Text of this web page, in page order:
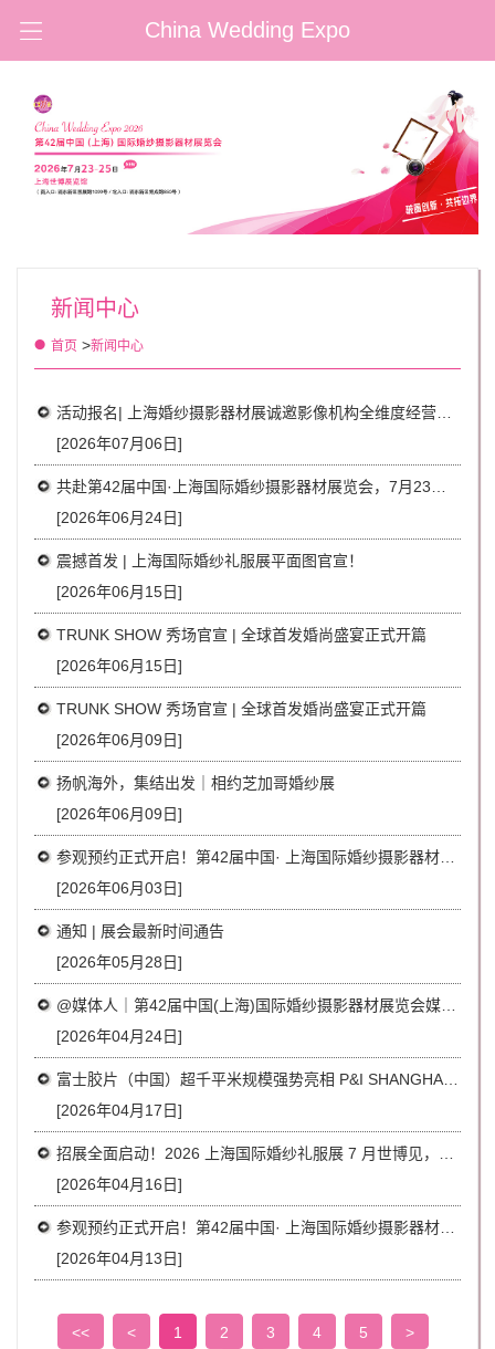
China Wedding Expo
新闻中心
首页 >新闻中心
活动报名| 上海婚纱摄影器材展诚邀影像机构全维度经营提升私享会
[2026年07月06日]
共赴第42届中国·上海国际婚纱摄影器材展览会，7月23至25日一同解锁影像新未来
[2026年06月24日]
震撼首发 | 上海国际婚纱礼服展平面图官宣！
[2026年06月15日]
TRUNK SHOW 秀场官宣 | 全球首发婚尚盛宴正式开篇
[2026年06月15日]
TRUNK SHOW 秀场官宣 | 全球首发婚尚盛宴正式开篇
[2026年06月09日]
扬帆海外，集结出发｜相约芝加哥婚纱展
[2026年06月09日]
参观预约正式开启！第42届中国· 上海国际婚纱摄影器材展览会｜免费领票，7月23日世博馆见！
[2026年06月03日]
通知 | 展会最新时间通告
[2026年05月28日]
@媒体人｜第42届中国(上海)国际婚纱摄影器材展览会媒体招募开启！专属媒体权益速领
[2026年04月24日]
富士胶片（中国）超千平米规模强势亮相 P&I SHANGHAI 2026 上海国际视觉影像产业展览会
[2026年04月17日]
招展全面启动！2026 上海国际婚纱礼服展 7 月世博见，抢占婚尚产业黄金席位
[2026年04月16日]
参观预约正式开启！第42届中国· 上海国际婚纱摄影器材展览会｜免费领票，7月世博馆见！
[2026年04月13日]
<< < 1 2 3 4 5
>